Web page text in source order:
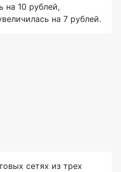
на 10 рублей,
на 7 рублей.
сетях из трех